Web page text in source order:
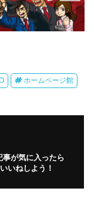
ホームページ館
事が気に入ったら
いいねしよう！